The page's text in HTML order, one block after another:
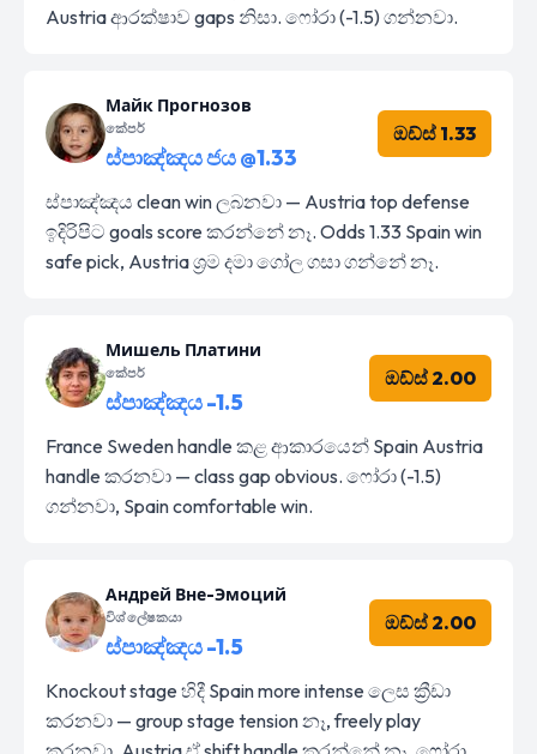
Austria ආරක්ෂාව gaps නිසා. ෆෝරා (-1.5) ගන්නවා.
Майк Прогнозов
කේපර්
ස්පාඤ්ඤය ජය @1.33
ඔඩ්ස් 1.33
ස්පාඤ්ඤය clean win ලබනවා — Austria top defense
ඉදිරිපිට goals score කරන්නේ නෑ. Odds 1.33 Spain win
safe pick, Austria ශ්‍රම දමා ගෝල ගසා ගන්නේ නෑ.
Мишель Платини
කේපර්
ස්පාඤ්ඤය -1.5
ඔඩ්ස් 2.00
France Sweden handle කළ ආකාරයෙන් Spain Austria
handle කරනවා — class gap obvious. ෆෝරා (-1.5)
ගන්නවා, Spain comfortable win.
Андрей Вне-Эмоций
විශ්ලේෂකයා
ස්පාඤ්ඤය -1.5
ඔඩ්ස් 2.00
Knockout stage හිදී Spain more intense ලෙස ක්‍රීඩා
කරනවා — group stage tension නෑ, freely play